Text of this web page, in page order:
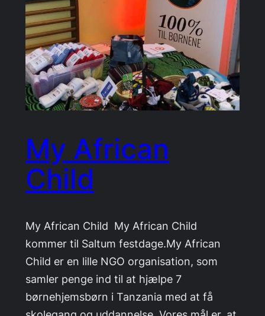
My African
Child
My African Child My African Child
kommer til Saltum festdage.My African
Child er en lille NGO organisation, som
samler penge ind til at hjælpe 7
børnehjemsbørn i Tanzania med at få